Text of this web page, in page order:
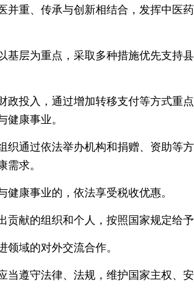
、传承与创新相结合，发挥中医
为重点，采取多种措施优先支持
入，通过增加转移支付等方式重
康事业。
过依法举办机构和捐赠、资助等方
求。
康事业的，依法享受税收优惠。
的组织和个人，按照国家规定给予
域的对外交流合作。
遵守法律、法规，维护国家主权、